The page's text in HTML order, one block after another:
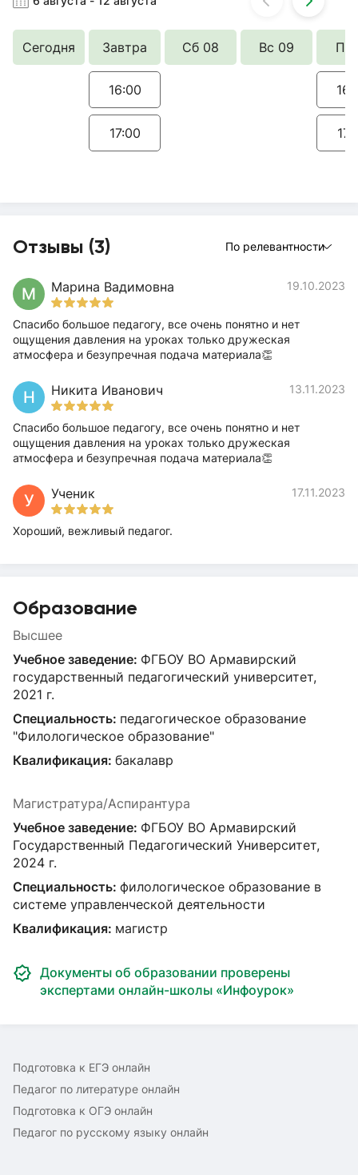
Сегодня Завтра Сб 08 Вс 09 Пн
16:00
17:00
Отзывы (3) По релевантности
М Марина Вадимовна 19.10.2023
Спасибо большое педагогу, все очень понятно и нет
ощущения давления на уроках только дружеская
атмосфера и безупречная подача материала👏
Н Никита Иванович 13.11.2023
Спасибо большое педагогу, все очень понятно и нет
ощущения давления на уроках только дружеская
атмосфера и безупречная подача материала👏
У Ученик 17.11.2023
Хороший, вежливый педагог.
Образование
Высшее
Учебное заведение: ФГБОУ ВО Армавирский
государственный педагогический университет,
2021 г.
Специальность: педагогическое образование
"Филологическое образование"
Квалификация: бакалавр
Магистратура/Аспирантура
Учебное заведение: ФГБОУ ВО Армавирский
Государственный Педагогический Университет,
2024 г.
Специальность: филологическое образование в
системе управленческой деятельности
Квалификация: магистр
Документы об образовании проверены
экспертами онлайн-школы «Инфоурок»
Подготовка к ЕГЭ онлайн
Педагог по литературе онлайн
Подготовка к ОГЭ онлайн
Педагог по русскому языку онлайн